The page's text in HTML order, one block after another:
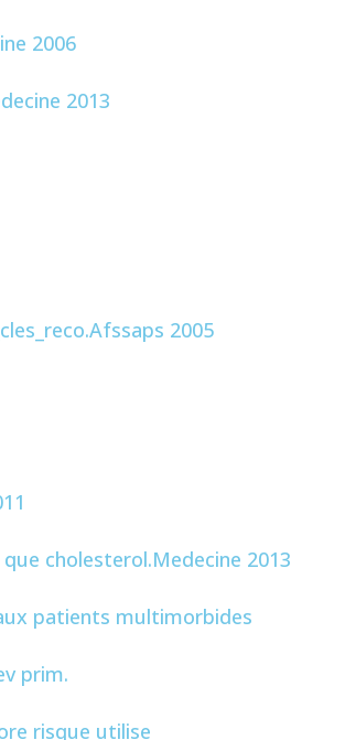
2006
2013
2005
cholesterol.Medecine 2013
patients multimorbides
prim.
risque utilise